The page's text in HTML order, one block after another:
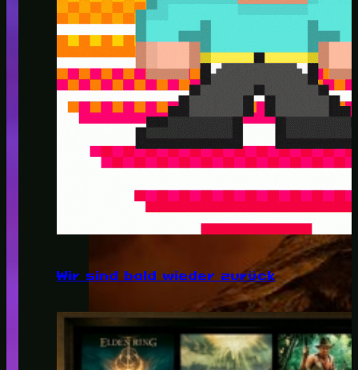
Wir sind bald wieder zurück